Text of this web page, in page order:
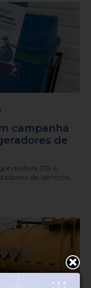
campanha
de
feira (10) e
de serviços